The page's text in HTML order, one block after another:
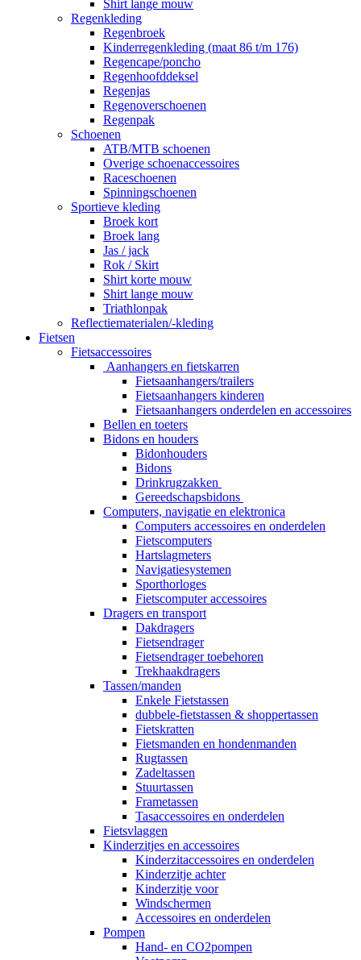
Shirt lange mouw
Regenkleding
Regenbroek
Kinderregenkleding (maat 86 t/m 176)
Regencape/poncho
Regenhoofddeksel
Regenjas
Regenoverschoenen
Regenpak
Schoenen
ATB/MTB schoenen
Overige schoenaccessoires
Raceschoenen
Spinningschoenen
Sportieve kleding
Broek kort
Broek lang
Jas / jack
Rok / Skirt
Shirt korte mouw
Shirt lange mouw
Triathlonpak
Reflectiematerialen/-kleding
Fietsen
Fietsaccessoires
Aanhangers en fietskarren
Fietsaanhangers/trailers
Fietsaanhangers kinderen
Fietsaanhangers onderdelen en accessoires
Bellen en toeters
Bidons en houders
Bidonhouders
Bidons
Drinkrugzakken
Gereedschapsbidons
Computers, navigatie en elektronica
Computers accessoires en onderdelen
Fietscomputers
Hartslagmeters
Navigatiesystemen
Sporthorloges
Fietscomputer accessoires
Dragers en transport
Dakdragers
Fietsendrager
Fietsendrager toebehoren
Trekhaakdragers
Tassen/manden
Enkele Fietstassen
dubbele-fietstassen & shoppertassen
Fietskratten
Fietsmanden en hondenmanden
Rugtassen
Zadeltassen
Stuurtassen
Frametassen
Tasaccessoires en onderdelen
Fietsvlaggen
Kinderzitjes en accessoires
Kinderzitaccessoires en onderdelen
Kinderzitje achter
Kinderzitje voor
Windschermen
Accessoires en onderdelen
Pompen
Hand- en CO2pompen